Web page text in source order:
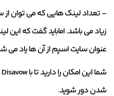
– تعداد لینک هایی که می توان
زیاد می باشد. اماباید گفت که این
عنوان سایت اسپم از آن ها یاد می
شدن دور شوید.